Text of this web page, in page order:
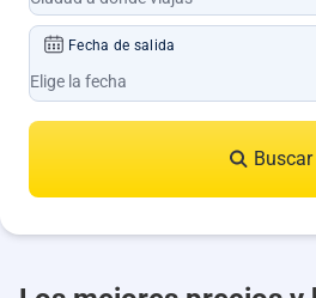
Fecha de salida
Buscar